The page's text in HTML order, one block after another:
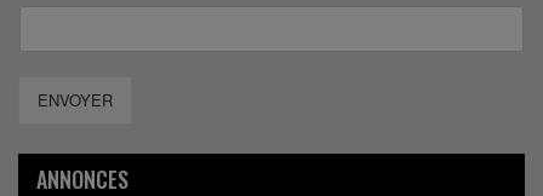
ENVOYER
ANNONCES